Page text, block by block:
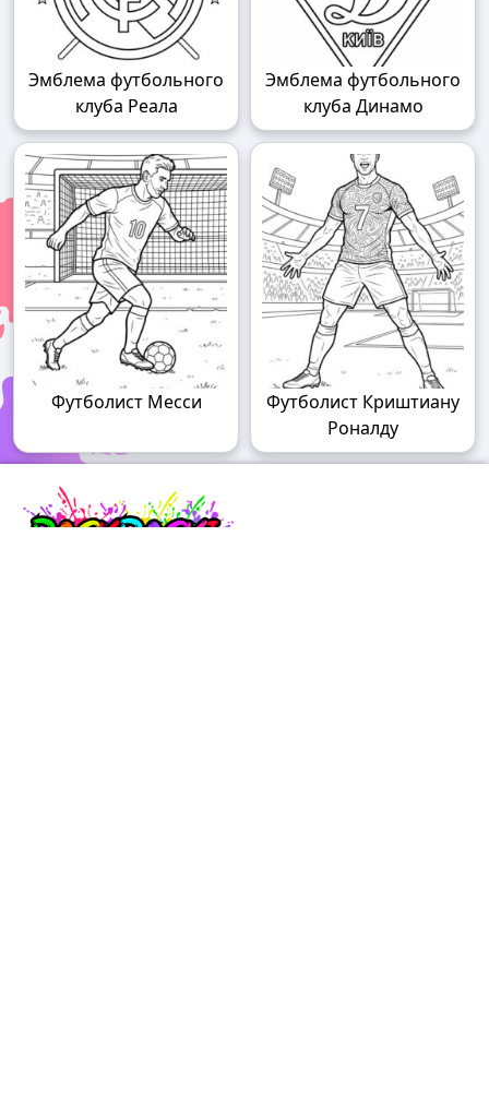
Эмблема футбольного
клуба Реала
Эмблема футбольного
клуба Динамо
Футболист Месси
Футболист Криштиану
Роналду